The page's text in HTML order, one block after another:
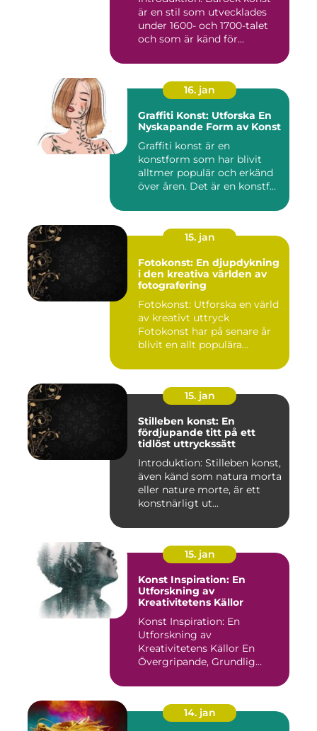
är en stil som utvecklades
under 1600- och 1700-talet
och som är känd för...
16. jan
Graffiti Konst: Utforska En
Nyskapande Form av Konst
Graffiti konst är en
konstform som har blivit
alltmer populär och erkänd
över åren. Det är en konstf...
15. jan
Fotokonst: En djupdykning
i den kreativa världen av
fotografering
Fotokonst: Utforska en värld
av kreativt uttryck
Fotokonst har på senare år
blivit en allt populära...
15. jan
Stilleben konst: En
fördjupande titt på ett
tidlöst uttryckssätt
Introduktion: Stilleben konst,
även känd som natura morta
eller nature morte, är ett
konstnärligt ut...
15. jan
Konst Inspiration: En
Utforskning av
Kreativitetens Källor
Konst Inspiration: En
Utforskning av
Kreativitetens Källor En
Övergripande, Grundlig
14. jan